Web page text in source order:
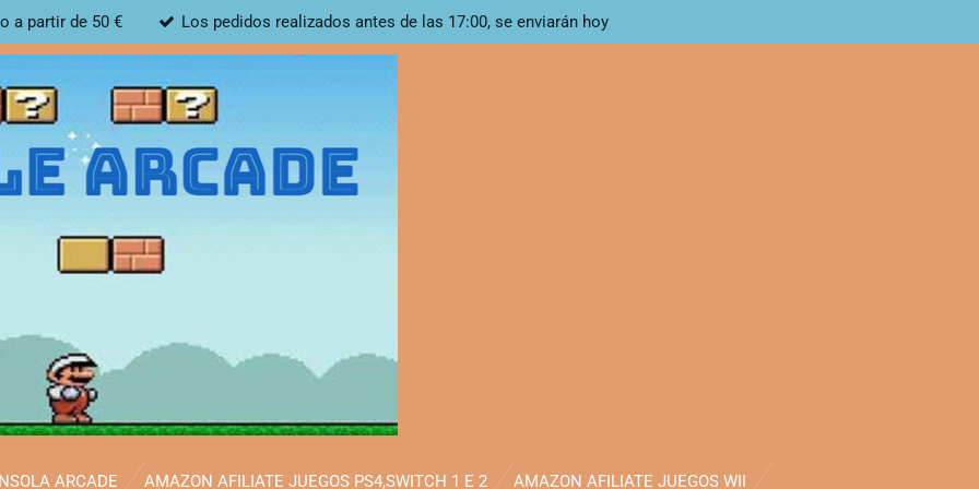
a partir de 50 € Los pedidos realizados antes de las 17:00, se enviarán hoy
ARCADE AMAZON AFILIATE JUEGOS PS4,SWITCH 1 E 2 AMAZON AFILIATE JUEGOS WII